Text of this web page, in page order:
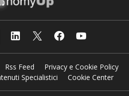
Rss Feed
Privacy e Cookie Policy
Specialistici
Cookie Center